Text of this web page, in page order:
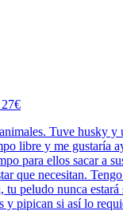
Tuve husky y
libre y me gustaría
para ellos sacar a
que necesitan.
tu peludo nunca
y pipican si así lo